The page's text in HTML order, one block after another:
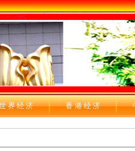
界 经 济 香 港 经 济